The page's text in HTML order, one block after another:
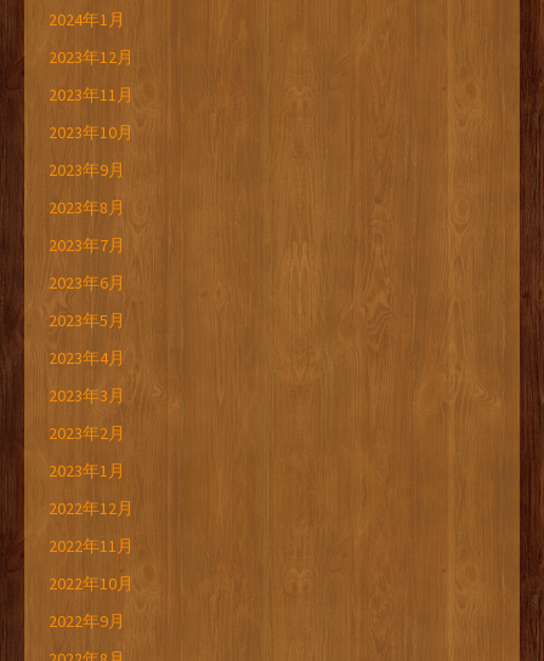
2024年1月
2023年12月
2023年11月
2023年10月
2023年9月
2023年8月
2023年7月
2023年6月
2023年5月
2023年4月
2023年3月
2023年2月
2023年1月
2022年12月
2022年11月
2022年10月
2022年9月